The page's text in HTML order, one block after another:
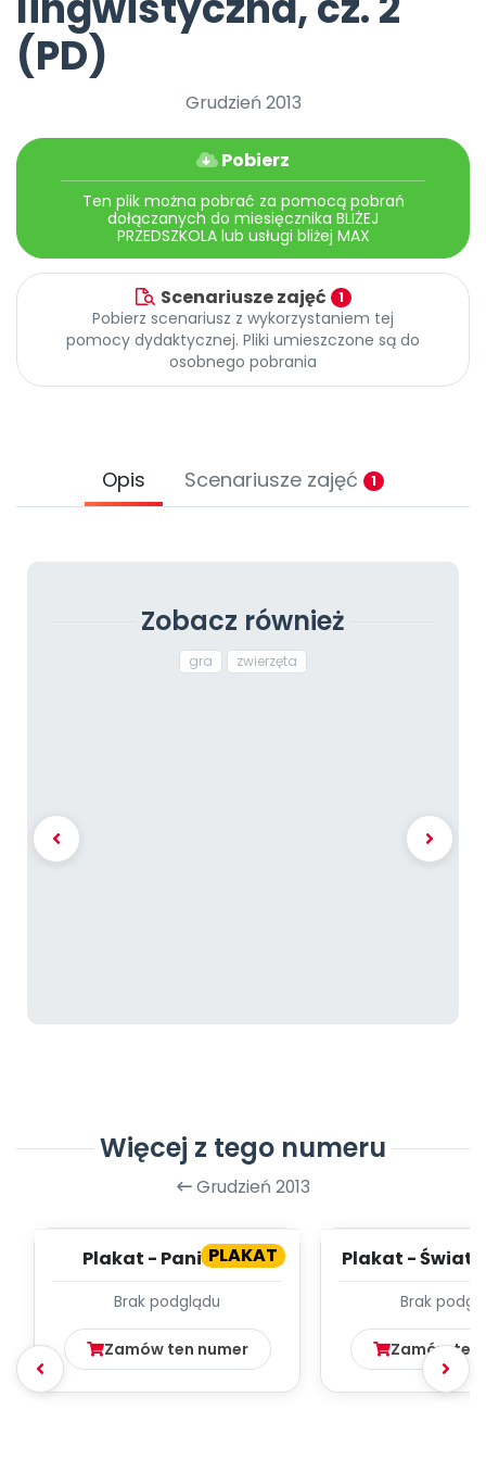
Pomoc
Promocje
(PD)
Grudzień 2013
Pobierz
Ten plik można pobrać za pomocą pobrań
dołączanych do miesięcznika BLIŻEJ
PRZEDSZKOLA lub usługi bliżej MAX
Scenariusze zajęć 1
Pobierz scenariusz z wykorzystaniem tej
pomocy dydaktycznej. Pliki umieszczone są do
osobnego pobrania
Opis Scenariusze zajęć 1
Zobacz również
gra zwierzęta
Więcej z tego numeru
Grudzień 2013
PLAKAT
Plakat - Pani Zima
Brak podglądu
Zamów ten numer
Plakat -
Brak
Zamów ten